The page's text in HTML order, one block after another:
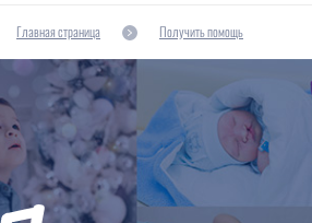
Главная страница Получить помощь